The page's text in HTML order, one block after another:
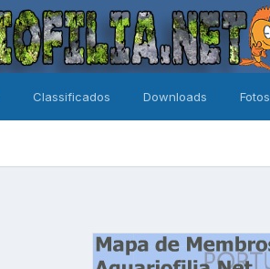
Classificados Downloads Fotos